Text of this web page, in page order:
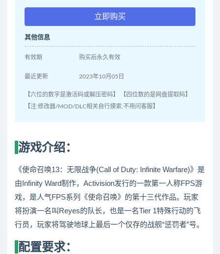
立即购买
其他信息
有效期 购买后永久有效
最近更新 2023年10月05日
【六位的数字是激活码或解压密码】 【四位数的是网盘提取码】
【注:修改器/MOD/DLC相关自行摸索,不用问客服】
游戏介绍：
《使命召唤13：无限战争(Call of Duty: Infinite Warfare)》是
由Infinity Ward制作，Activision发行的一款第一人称FPS游
戏，是人气FPS系列《使命召唤》的第十三代作品。玩家
将扮演一名叫Reyes的队长，也是一名Tier 1特殊行动的飞
行员，玩家将驾驶地球上最后一个仅存的战舰“惩罚者”号。
配置要求：